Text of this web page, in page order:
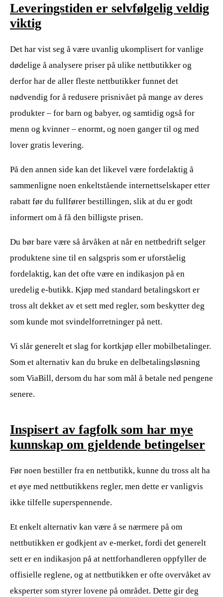
Leveringstiden er selvfølgelig veldig
viktig
Det har vist seg å være uvanlig ukomplisert for vanlige
dødelige å analysere priser på ulike nettbutikker og
derfor har de aller fleste nettbutikker funnet det
nødvendig for å redusere prisnivået på mange av deres
produkter – for barn og babyer, og samtidig også for
menn og kvinner – enormt, og noen ganger til og med
lover gratis levering.
På den annen side kan det likevel være fordelaktig å
sammenligne noen enkeltstående internettselskaper etter
rabatt før du fullfører bestillingen, slik at du er godt
informert om å få den billigste prisen.
Du bør bare være så årvåken at når en nettbedrift selger
produktene sine til en salgspris som er uforståelig
fordelaktig, kan det ofte være en indikasjon på en
uredelig e-butikk. Kjøp med standard betalingskort er
tross alt dekket av et sett med regler, som beskytter deg
som kunde mot svindelforretninger på nett.
Vi slår generelt et slag for kortkjøp eller mobilbetalinger.
Som et alternativ kan du bruke en delbetalingsløsning
som ViaBill, dersom du har som mål å betale ned pengene
senere.
Inspisert av fagfolk som har mye
kunnskap om gjeldende betingelser
Før noen bestiller fra en nettbutikk, kunne du tross alt ha
et øye med nettbutikkens regler, men dette er vanligvis
ikke tilfelle superspennende.
Et enkelt alternativ kan være å se nærmere på om
nettbutikken er godkjent av e-merket, fordi det generelt
sett er en indikasjon på at nettforhandleren oppfyller de
offisielle reglene, og at nettbutikken er ofte overvåket av
eksperter som styrer lovene på området. Dette gir deg